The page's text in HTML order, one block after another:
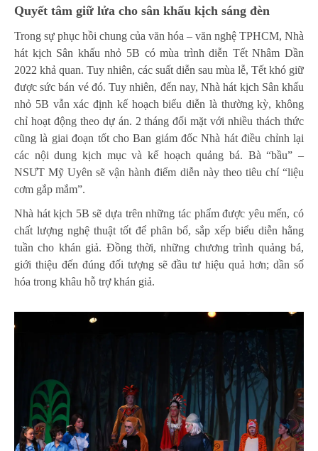
Quyết tâm giữ lửa cho sân khấu kịch sáng đèn
Trong sự phục hồi chung của văn hóa – văn nghệ TPHCM, Nhà
hát kịch Sân khấu nhỏ 5B có mùa trình diễn Tết Nhâm Dần
2022 khả quan. Tuy nhiên, các suất diễn sau mùa lễ, Tết khó giữ
được sức bán vé đó. Tuy nhiên, đến nay, Nhà hát kịch Sân khấu
nhỏ 5B vẫn xác định kế hoạch biểu diễn là thường kỳ, không
chỉ hoạt động theo dự án. 2 tháng đối mặt với nhiều thách thức
cũng là giai đoạn tốt cho Ban giám đốc Nhà hát điều chỉnh lại
các nội dung kịch mục và kế hoạch quảng bá. Bà “bầu” –
NSƯT Mỹ Uyên sẽ vận hành điểm diễn này theo tiêu chí “liệu
cơm gắp mắm”.
Nhà hát kịch 5B sẽ dựa trên những tác phẩm được yêu mến, có
chất lượng nghệ thuật tốt để phân bổ, sắp xếp biểu diễn hằng
tuần cho khán giả. Đồng thời, những chương trình quảng bá,
giới thiệu đến đúng đối tượng sẽ đầu tư hiệu quả hơn; dần số
hóa trong khâu hỗ trợ khán giả.